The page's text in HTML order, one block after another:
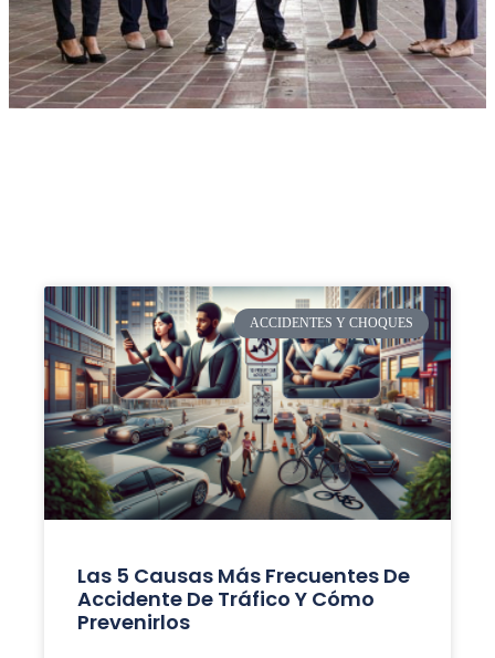
ACCIDENTES Y CHOQUES
Las 5 Causas Más Frecuentes De
Accidente De Tráfico Y Cómo
Prevenirlos